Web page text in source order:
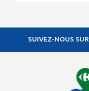
SUIVEZ-NOUS SUR